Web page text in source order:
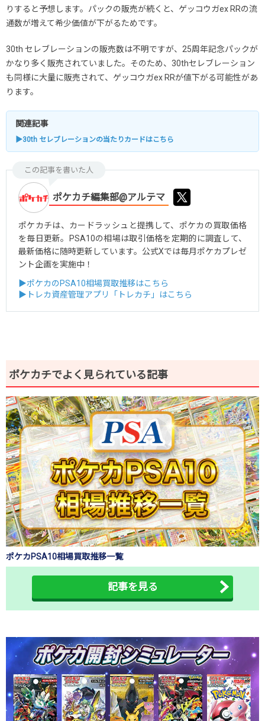
りすると予想します。パックの販売が続くと、ゲッコウガex RRの流
通数が増えて希少価値が下がるためです。
30th セレブレーションの販売数は不明ですが、25周年記念パックが
かなり多く販売されていました。そのため、30thセレブレーション
も同様に大量に販売されて、ゲッコウガex RRが値下がる可能性があ
ります。
関連記事
▶30th セレブレーションの当たりカードはこちら
この記事を書いた人
ポケカチ編集部@アルテマ
ポケカチは、カードラッシュと提携して、ポケカの買取価格
を毎日更新。PSA10の相場は取引価格を定期的に調査して、
最新価格に随時更新しています。公式Xでは毎月ポケカプレゼ
ント企画を実施中！
▶ポケカのPSA10相場買取推移はこちら
▶トレカ資産管理アプリ「トレカチ」はこちら
ポケカチでよく見られている記事
ポケカPSA10相場買取推移一覧
記事を見る